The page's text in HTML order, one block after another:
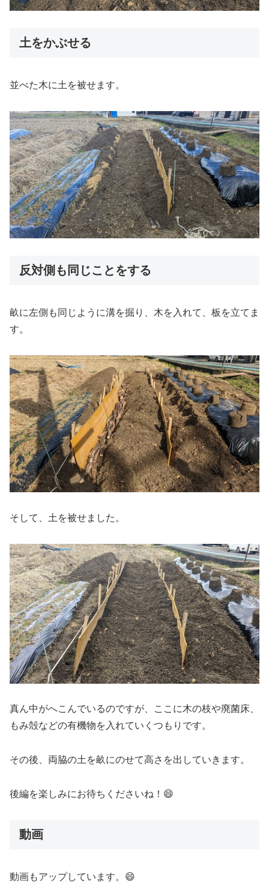
土をかぶせる
並べた木に土を被せます。
反対側も同じことをする
畝に左側も同じように溝を掘り、木を入れて、板を立てま
す。
そして、土を被せました。
真ん中がへこんでいるのですが、ここに木の枝や廃菌床、
もみ殻などの有機物を入れていくつもりです。
その後、両脇の土を畝にのせて高さを出していきます。
後編を楽しみにお待ちくださいね！😄
動画
動画もアップしています。😄